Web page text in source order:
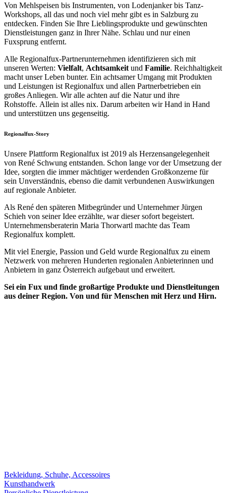
Von Mehlspeisen bis Instrumenten, von Lodenjanker bis Tanz-
Workshops, all das und noch viel mehr gibt es in Salzburg zu
entdecken. Finden Sie Ihre Lieblingsprodukte und gewünschten
Dienstleistungen ganz in Ihrer Nähe. Schlau und nur einen
Fuxsprung entfernt.
Alle Regionalfux-Partnerunternehmen identifizieren sich mit
unseren Werten: Vielfalt, Achtsamkeit und Familie. Reichhaltigkeit
macht unser Leben bunter. Ein achtsamer Umgang mit Produkten
und Leistungen ist Regionalfux und allen Partnerbetrieben ein
großes Anliegen. Wir alle achten auf die Natur und ihre
Rohstoffe. Allein ist alles nix. Darum arbeiten wir Hand in Hand
und unterstützen uns gegenseitig.
Regionalfux-Story
Unsere Plattform Regionalfux ist 2019 als Herzensangelegenheit
von René Schwung entstanden. Schon lange vor der Umsetzung der
Idee, sorgten die immer mächtiger werdenden Großkonzerne für
sein Unverständnis, ebenso die damit verbundenen Auswirkungen
auf regionale Anbieter.
Als René den späteren Mitbegründer und Unternehmer Jürgen
Schieh von seiner Idee erzählte, war dieser sofort begeistert.
Unternehmensberaterin Maria Thorwartl machte das Team
Regionalfux komplett.
Mit viel Energie, Passion und Geld wurde Regionalfux zu einem
Netzwerk von mehreren Hunderten regionalen Anbieterinnen und
Anbietern in ganz Österreich aufgebaut und erweitert.
Sei ein Fux und finde großartige Produkte und Dienstleitungen
aus deiner Region. Von und für Menschen mit Herz und Hirn.
Bekleidung, Schuhe, Accessoires
Kunsthandwerk